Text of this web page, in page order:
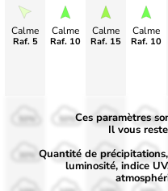
Calme
Raf. 5
Calme
Raf. 10
Calme
Raf. 15
Calme
Raf. 10
50%
30%
50%
30%
50%
30%
Ces paramètres
Il vous
Quantité de
luminosité, indice